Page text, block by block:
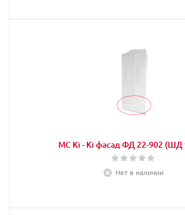
МС Кi - Кi фасад ФД 22-902 (ШД
Нет в наличии